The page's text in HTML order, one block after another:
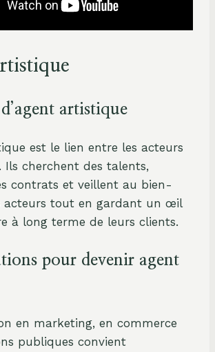
artistique
est le lien entre les acteurs
Ils cherchent des talents,
contrats et veillent au bien-
acteurs tout en gardant un œil
à long terme de leurs clients.
pour devenir agent
en marketing, en commerce
publiques convient